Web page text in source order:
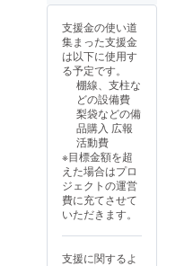
状は異
なりま
す。ご
了承く
ださ
い。
【支援
者様の
お名前
掲示に
つい
て】 ・
期間：
2025年
5月から
事業が
存続し
ている
玉〜８
玉前後
【支援
者様の
お名前
掲示に
つい
て】 ・
期間：
2025年
5月から
事業が
存続し
ている
限り。
・掲示
板に掲
示を希
場で収
穫した
梨の予
定です
が、収
穫量に
限りが
あるた
め、
新甘泉
に変更
させて
頂く可
能性が
ありま
す。 ・
ご支援
新甘泉
の２
種 ５
kgを２
箱（約
１０
kg） ・
梨シ
ロップ
『特
級 新
甘泉』
２本
【二十
世紀梨
て】 ・
支援金の使い道
集まった支援金
は以下に使用す
る予定です。
棚線、支柱な
どの設備費
梨袋などの備
品購入 広報
活動費
※目標金額を超
えた場合はプロ
ジェクトの運営
費に充てさせて
いただきます。
支援に関するよ